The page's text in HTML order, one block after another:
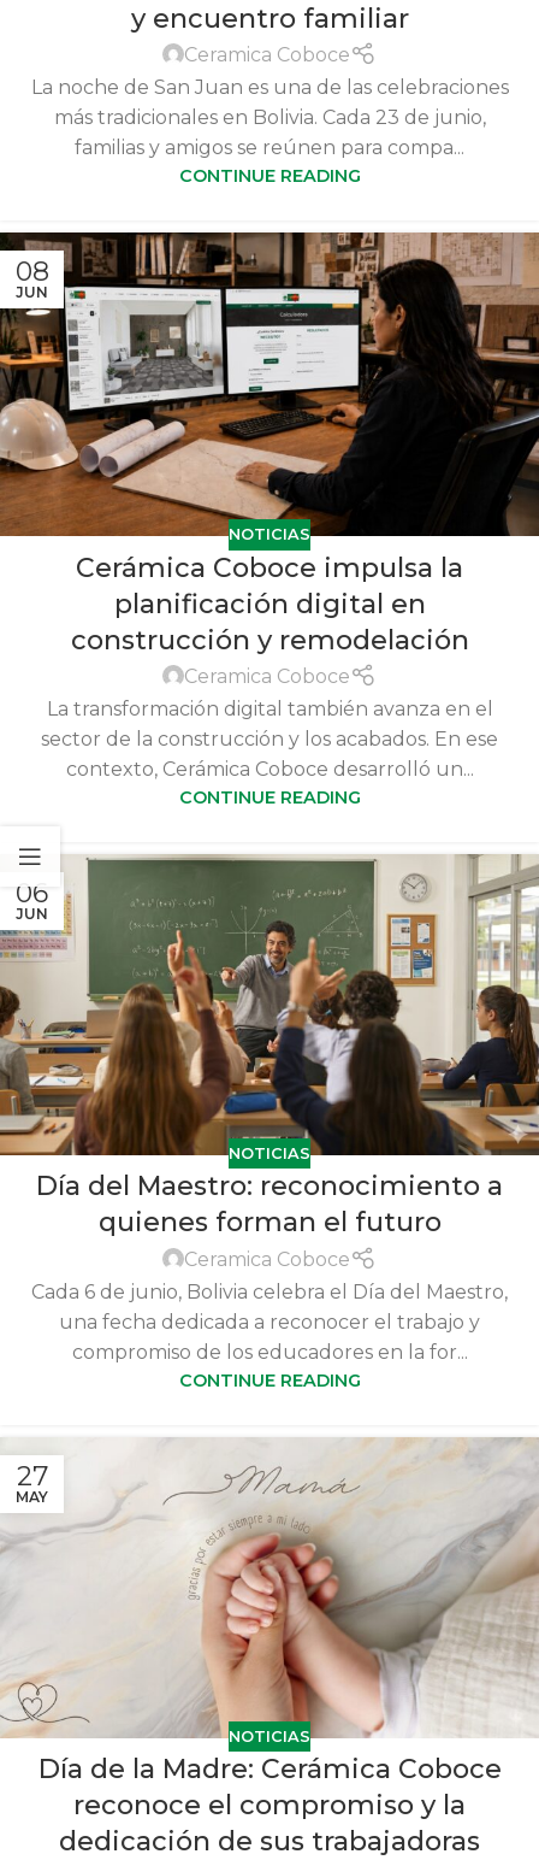
y encuentro familiar
Ceramica Coboce
La noche de San Juan es una de las celebraciones
más tradicionales en Bolivia. Cada 23 de junio,
familias y amigos se reúnen para compa...
CONTINUE READING
08
JUN
NOTICIAS
Cerámica Coboce impulsa la
planificación digital en
construcción y remodelación
Ceramica Coboce
La transformación digital también avanza en el
sector de la construcción y los acabados. En ese
contexto, Cerámica Coboce desarrolló un...
CONTINUE READING
06
JUN
NOTICIAS
Día del Maestro: reconocimiento a
quienes forman el futuro
Ceramica Coboce
Cada 6 de junio, Bolivia celebra el Día del Maestro,
una fecha dedicada a reconocer el trabajo y
compromiso de los educadores en la for...
CONTINUE READING
27
MAY
NOTICIAS
Día de la Madre: Cerámica Coboce
reconoce el compromiso y la
dedicación de sus trabajadoras